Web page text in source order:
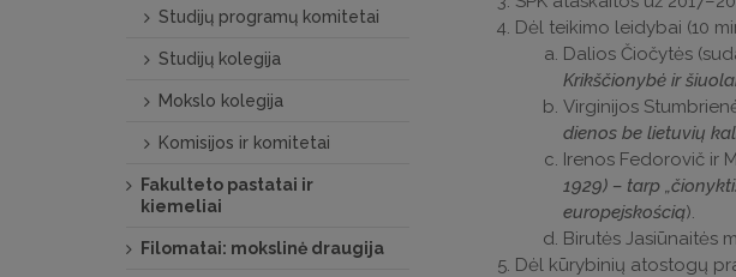
Dėl teikimo leidybai (10
Dalios Čiočytės
Krikščionybė ir
Virginijos
dienos be lietuvių
Irenos Fedorovič ir
1929) – tarp
europejskością).
Birutės Jasiūnaitės
Dėl kūrybinių atostogų
Studijų programų komitetai
Studijų kolegija
Mokslo kolegija
Komisijos ir komitetai
Fakulteto pastatai ir
kiemeliai
Filomatai: mokslinė draugija